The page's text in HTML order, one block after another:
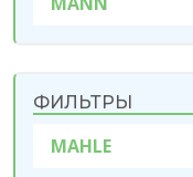
ФИЛЬТРЫ
MAHLE